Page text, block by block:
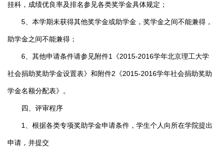
挂科，成绩优良率及排名参见各类奖学金具体规定；
5、本学期未获得其他奖学金或助学金，奖学金之间不能兼得，
助学金之间不能兼得；
6、其他申请条件请参见附件1《2015-2016学年北京理工大学
社会捐助奖助学金设置表》和附件2《2015-2016学年社会捐助奖助
学金名额分配表》。
四、评审程序
1、根据各类专项奖助学金申请条件，学生个人向所在学院提出
申请，并提交